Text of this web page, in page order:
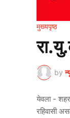
मुख्यपृष्ठ
by
येवला - शहर
रहिवासी